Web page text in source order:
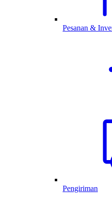
Pesanan &
Pengiriman